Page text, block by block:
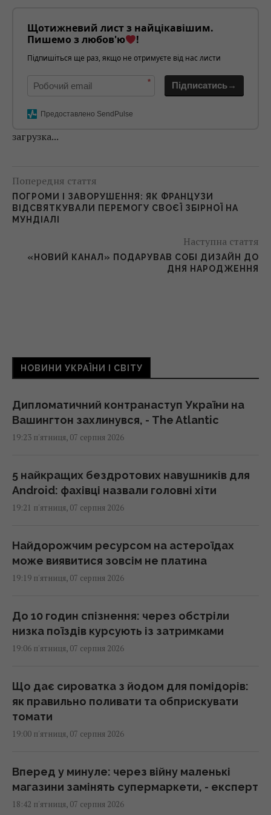
Щотижневий лист з найцікавішим.
Пишемо з любов'ю
!
Підпишіться ще раз, якщо не отримуєте від нас листи
* Підписатись→
Предоставлено SendPulse
загрузка...
Попередня стаття
ПОГРОМИ І ЗАВОРУШЕННЯ: ЯК ФРАНЦУЗИ
ВІДСВЯТКУВАЛИ ПЕРЕМОГУ СВОЄЇ ЗБІРНОЇ НА
МУНДІАЛІ
Наступна стаття
«НОВИЙ КАНАЛ» ПОДАРУВАВ СОБІ ДИЗАЙН ДО
ДНЯ НАРОДЖЕННЯ
НОВИНИ УКРАЇНИ І СВІТУ
Дипломатичний контранаступ України на
Вашингтон захлинувся, - The Atlantic
19:23 п'ятниця, 07 серпня 2026
5 найкращих бездротових навушників для
Android: фахівці назвали головні хіти
19:21 п'ятниця, 07 серпня 2026
Найдорожчим ресурсом на астероїдах
може виявитися зовсім не платина
19:19 п'ятниця, 07 серпня 2026
До 10 годин спізнення: через обстріли
низка поїздів курсують із затримками
19:06 п'ятниця, 07 серпня 2026
Що дає сироватка з йодом для помідорів:
як правильно поливати та обприскувати
томати
19:00 п'ятниця, 07 серпня 2026
Вперед у минуле: через війну маленькі
магазини замінять супермаркети, - експерт
18:42 п'ятниця, 07 серпня 2026